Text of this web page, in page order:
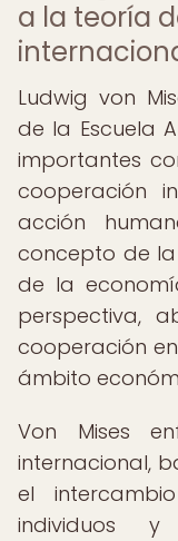
a la teoría
Ludwig von
de la Escuela
importantes
cooperación
acción
concepto de
de la
perspectiva,
cooperación
ámbito
Von Mises
internacional,
el
individuos